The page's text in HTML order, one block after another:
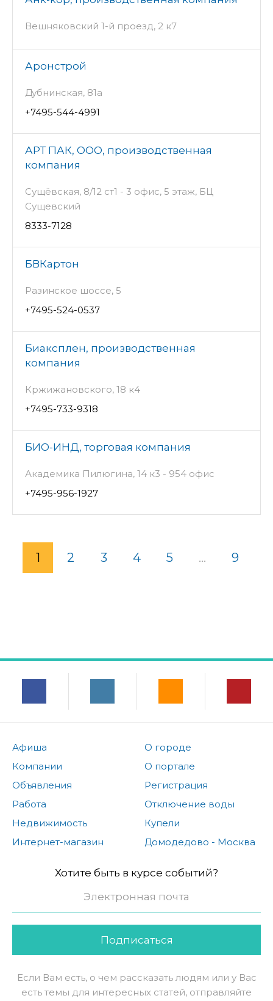
Вешняковский 1-й проезд, 2 к7
Аронстрой
Дубнинская, 81а
+7495-544-4991
АРТ ПАК, ООО, производственная
компания
Сущёвская, 8/12 ст1 - 3 офис, 5 этаж, БЦ
Сущевский
8333-7128
БВКартон
Разинское шоссе, 5
+7495-524-0537
Биаксплен, производственная
компания
Кржижановского, 18 к4
+7495-733-9318
БИО-ИНД, торговая компания
Академика Пилюгина, 14 к3 - 954 офис
+7495-956-1927
1 2 3 4 5 ... 9
Афиша
Компании
Объявления
Работа
Недвижимость
Интернет-магазин
О городе
О портале
Регистрация
Отключение воды
Купели
Домодедово - Москва
Хотите быть в курсе событий?
Подписаться
Если Вам есть, о чем рассказать людям или у Вас
есть темы для интересных статей, отправляйте